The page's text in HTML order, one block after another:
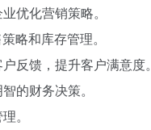
优化营销策略。
略和库存管理。
反馈，提升客户满意度。
的财务决策。
。